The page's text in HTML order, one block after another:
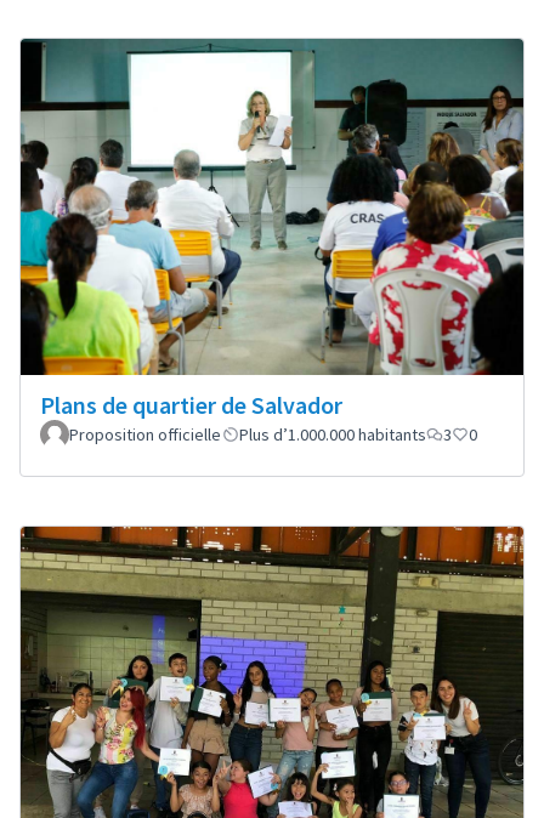
Plans de quartier de Salvador
Proposition officielle Plus d’1.000.000 habitants 3 0